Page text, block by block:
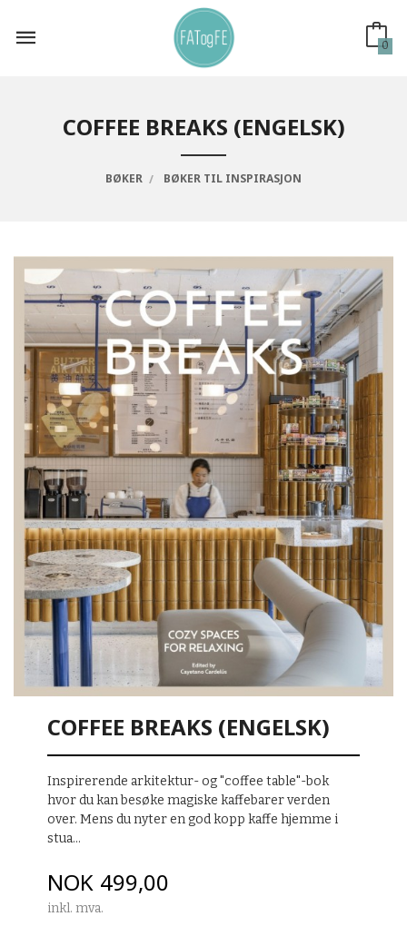
innholdet
0
COFFEE BREAKS (ENGELSK)
BØKER BØKER TIL INSPIRASJON
COFFEE BREAKS (ENGELSK)
Inspirerende arkitektur- og "coffee table"-bok
hvor du kan besøke magiske kaffebarer verden
over. Mens du nyter en god kopp kaffe hjemme i
stua...
Pris
NOK 499,00
inkl. mva.